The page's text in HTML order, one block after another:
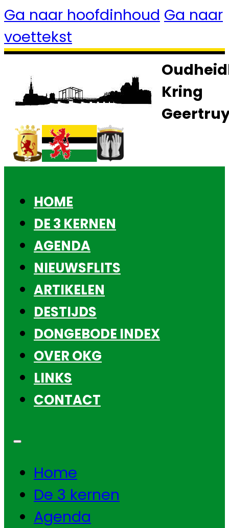
Ga naar hoofdinhoud Ga naar
voettekst
Kring
HOME
DE 3 KERNEN
AGENDA
NIEUWSFLITS
ARTIKELEN
DESTIJDS
DONGEBODE INDEX
OVER OKG
LINKS
CONTACT
Home
De 3 kernen
Agenda